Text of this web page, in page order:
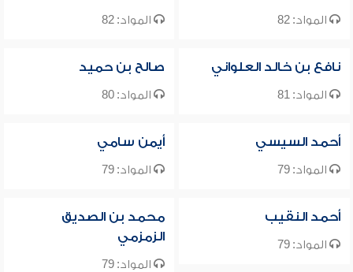
المواد: 82 المواد: 82
نافع بن خالد العلواني
المواد: 81
صالح بن حميد
المواد: 80
أحمد السيسي
المواد: 79
أيمن سامي
المواد: 79
أحمد النقيب
المواد: 79
محمد بن الصديق
الزمزمي
المواد: 79